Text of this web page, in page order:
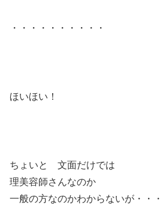
・・・・・・・・・・
ほいほい！
ちょいと 文面だけでは
理美容師さんなのか
一般の方なのかわからないが・・・